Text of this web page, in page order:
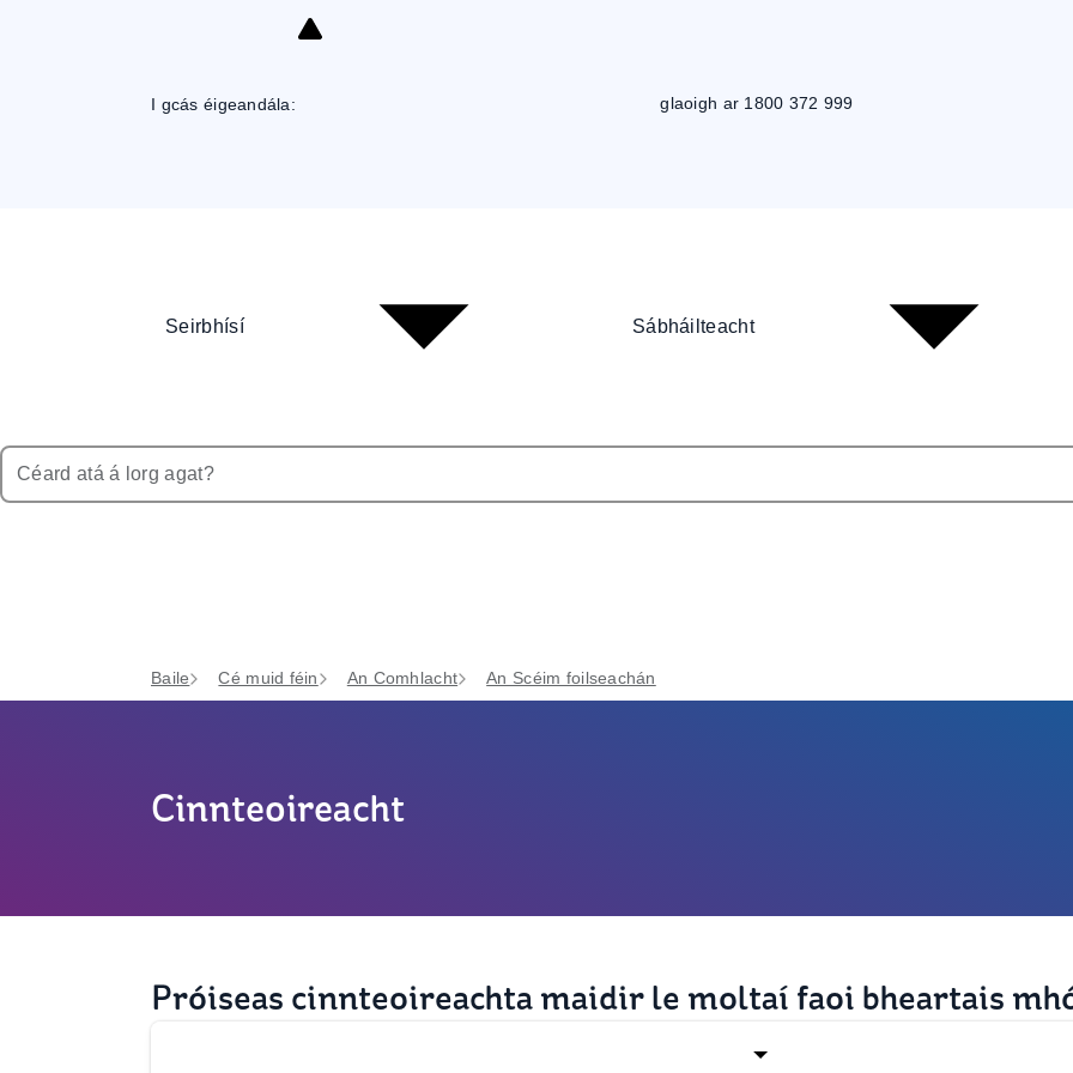
I gcás éigeandála: glaoigh ar 1800 372 999
Seirbhísí Sábháilteacht
Baile Cé muid féin An Comhlacht An Scéim foilseachán
Cinnteoireacht
Próiseas cinnteoireachta maidir le moltaí faoi bheartais